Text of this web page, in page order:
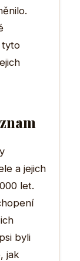
tyto
a jejich
let.
byli
jak